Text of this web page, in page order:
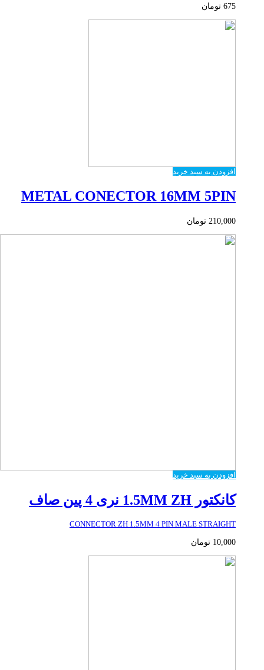
675 تومان
افزودن به سبد خرید
METAL CONECTOR 16MM 5PIN
210,000 تومان
افزودن به سبد خرید
کانکتور 1.5MM ZH نری 4 پین صاف
CONNECTOR ZH 1.5MM 4 PIN MALE STRAIGHT
10,000 تومان